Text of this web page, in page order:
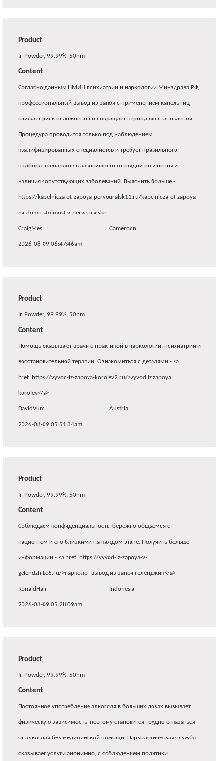
Product
In Powder, 99.99%, 50nm
Content
Согласно данным НМИЦ психиатрии и наркологии Минздрава РФ,
профессиональный вывод из запоя с применением капельниц
снижает риск осложнений и сокращает период восстановления.
Процедура проводится только под наблюдением
квалифицированных специалистов и требует правильного
подбора препаратов в зависимости от стадии опьянения и
наличия сопутствующих заболеваний. Выяснить больше -
https://kapelnicza-ot-zapoya-pervouralsk11.ru/kapelnicza-ot-zapoya-
na-domu-stoimost-v-pervouralske
CraigMes Cameroon
2026-08-09 06:47:46am
Product
In Powder, 99.99%, 50nm
Content
Помощь оказывают врачи с практикой в наркологии, психиатрии и
восстановительной терапии. Ознакомиться с деталями - <a
href=https://vyvod-iz-zapoya-korolev2.ru/>vyvod iz zapoya
korolev</a>
DavidVum Austria
2026-08-09 05:51:34am
Product
In Powder, 99.99%, 50nm
Content
Соблюдаем конфиденциальность, бережно общаемся с
пациентом и его близкими на каждом этапе. Получить больше
информации - <a href=https://vyvod-iz-zapoya-v-
gelendzhike6.ru/>нарколог вывод из запоя геленджик</a>
RonaldHah Indonesia
2026-08-09 05:28:09am
Product
In Powder, 99.99%, 50nm
Content
Постоянное употребление алкоголя в больших дозах вызывает
физическую зависимость, поэтому становится трудно отказаться
от алкоголя без медицинской помощи. Наркологическая служба
оказывает услуги анонимно, с соблюдением политики